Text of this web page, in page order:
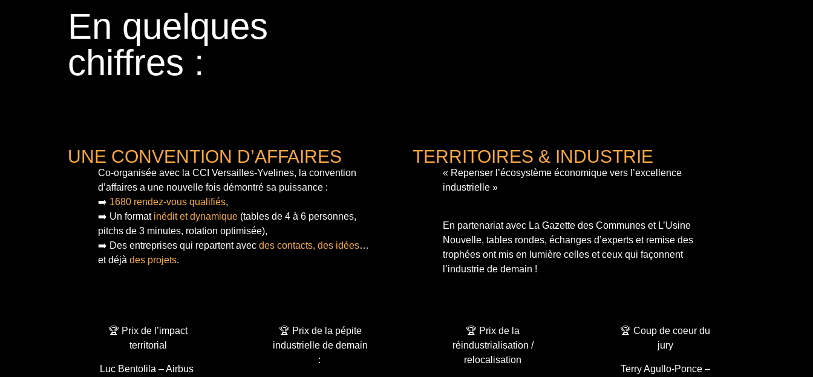
En quelques
chiffres :
UNE CONVENTION D’AFFAIRES
Co-organisée avec la CCI Versailles-Yvelines, la convention
d’affaires a une nouvelle fois démontré sa puissance :
➡️ 1680 rendez-vous qualifiés,
➡️ Un format inédit et dynamique (tables de 4 à 6 personnes,
pitchs de 3 minutes, rotation optimisée),
➡️ Des entreprises qui repartent avec des contacts, des idées…
et déjà des projets.
TERRITOIRES & INDUSTRIE
« Repenser l’écosystème économique vers l’excellence
industrielle »
En partenariat avec La Gazette des Communes et L’Usine
Nouvelle, tables rondes, échanges d’experts et remise des
trophées ont mis en lumière celles et ceux qui façonnent
l’industrie de demain !
🏆 Prix de l’impact
territorial
Luc Bentolila – Airbus
🏆 Prix de la pépite
industrielle de demain
:
🏆 Prix de la
réindustrialisation /
relocalisation
🏆 Coup de coeur du
jury
Terry Agullo-Ponce –